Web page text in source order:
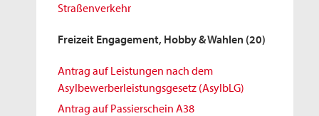
Straßenverkehr
Freizeit Engagement, Hobby & Wahlen (20)
Antrag auf Leistungen nach dem
Asylbewerberleistungsgesetz (AsylbLG)
Antrag auf Passierschein A38